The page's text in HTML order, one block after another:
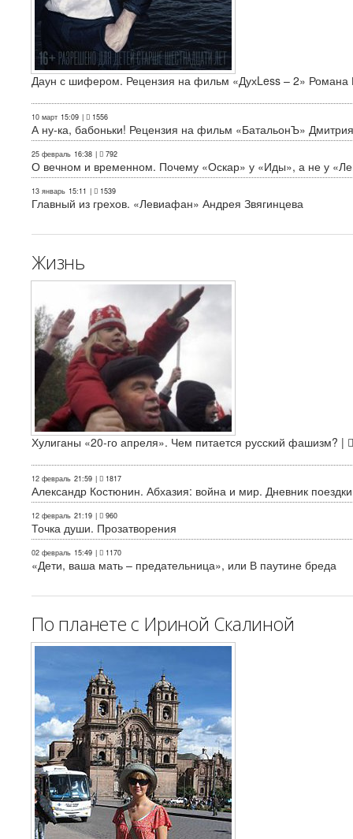
Даун с шифером. Рецензия на фильм «ДухLess – 2» Романа
10 март 15:09 | 1556
А ну-ка, бабоньки! Рецензия на фильм «БатальонЪ»
25 февраль 16:38 | 792
О вечном и временном. Почему «Оскар» у «Иды», а не у
13 январь 15:11 | 1539
Главный из грехов. «Левиафан» Андрея Звягинцева
Жизнь
Хулиганы «20-го апреля». Чем питается русский фашизм? |
12 февраль 21:59 | 1817
Александр Костюнин. Абхазия: война и мир. Дневник поездки
12 февраль 21:19 | 960
Точка души. Прозатворения
02 февраль 15:49 | 1170
«Дети, ваша мать – предательница», или В паутине бреда
По планете с Ириной Скалиной